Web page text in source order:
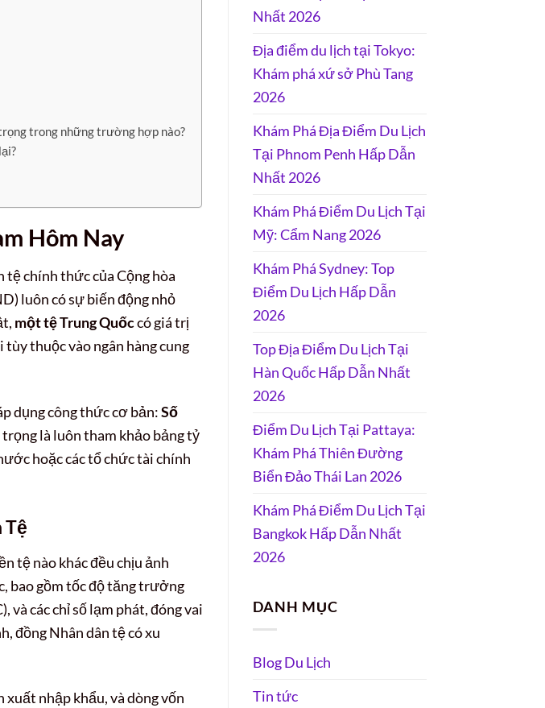
trong những trường hợp nào?
Hôm Nay
chính thức của Cộng hòa
luôn có sự biến động nhỏ
một tệ Trung Quốccó giá trị
tùy thuộc vào ngân hàng cung
dụng công thức cơ bản:Số
trọng là luôn tham khảo bảng tỷ
hoặc các tổ chức tài chính
Tệ
tệ nào khác đều chịu ảnh
bao gồm tốc độ tăng trưởng
và các chỉ số lạm phát, đóng vai
đồng Nhân dân tệ có xu
xuất nhập khẩu, và dòng vốn
Nhất 2026
Địa điểm du lịch tại Tokyo:
Khám phá xứ sở Phù Tang
2026
Khám Phá Địa Điểm Du Lịch
Tại Phnom Penh Hấp Dẫn
Nhất 2026
Khám Phá Điểm Du Lịch Tại
Mỹ: Cẩm Nang 2026
Khám Phá Sydney: Top
Điểm Du Lịch Hấp Dẫn
2026
Top Địa Điểm Du Lịch Tại
Hàn Quốc Hấp Dẫn Nhất
2026
Điểm Du Lịch Tại Pattaya:
Khám Phá Thiên Đường
Biển Đảo Thái Lan 2026
Khám Phá Điểm Du Lịch Tại
Bangkok Hấp Dẫn Nhất
2026
DANH MỤC
Blog Du Lịch
Tin tức